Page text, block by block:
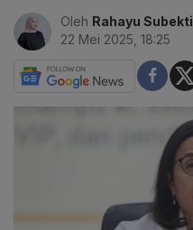
Oleh Rahayu Subekti
22 Mei 2025, 18:25